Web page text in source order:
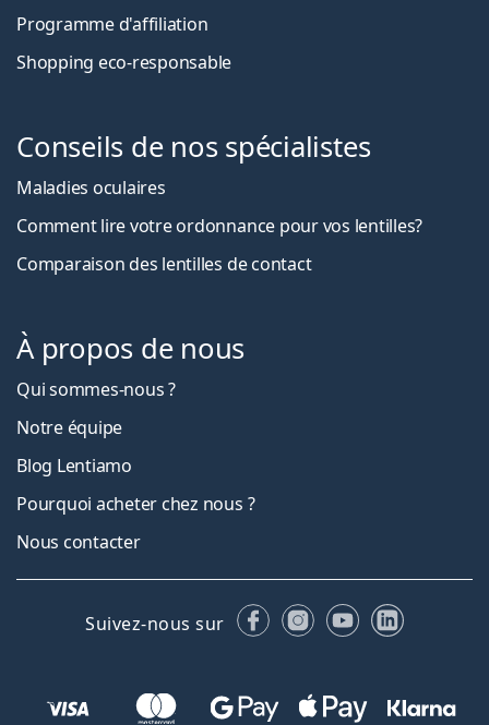
Programme d'affiliation
Shopping eco-responsable
Conseils de nos spécialistes
Maladies oculaires
Comment lire votre ordonnance pour vos lentilles?
Comparaison des lentilles de contact
À propos de nous
Qui sommes-nous ?
Notre équipe
Blog Lentiamo
Pourquoi acheter chez nous ?
Nous contacter
Suivez-nous sur FacebookInstagram
YouTubeLinkedIn